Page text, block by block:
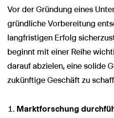
Vor der Gründung eines
gründliche Vorbereitung
langfristigen Erfolg
beginnt mit einer Reihe
darauf abzielen, eine solide
zukünftige Geschäft zu
Marktforschung